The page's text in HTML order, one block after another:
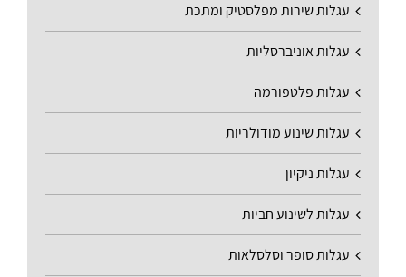
עגלות שירות מפלסטיק ומתכת
עגלות אוניברסליות
עגלות פלטפורמה
עגלות שינוע מודולריות
עגלות ניקיון
עגלות לשינוע חביות
עגלות סופר וסלסלאות